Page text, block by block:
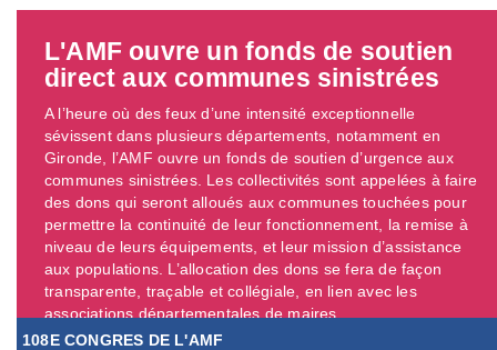
L'AMF ouvre un fonds de soutien
direct aux communes sinistrées
A l’heure où des feux d’une intensité exceptionnelle
sévissent dans plusieurs départements, notamment en
Gironde, l’AMF ouvre un fonds de soutien d’urgence aux
communes sinistrées. Les collectivités sont appelées à faire
des dons qui seront alloués aux communes touchées pour
permettre la continuité de leur fonctionnement, la remise à
niveau de leurs équipements, et leur mission d’assistance
aux populations. L’allocation des dons se fera de façon
transparente, traçable et collégiale, en lien avec les
associations départementales de maires. ...
108E CONGRES DE L'AMF